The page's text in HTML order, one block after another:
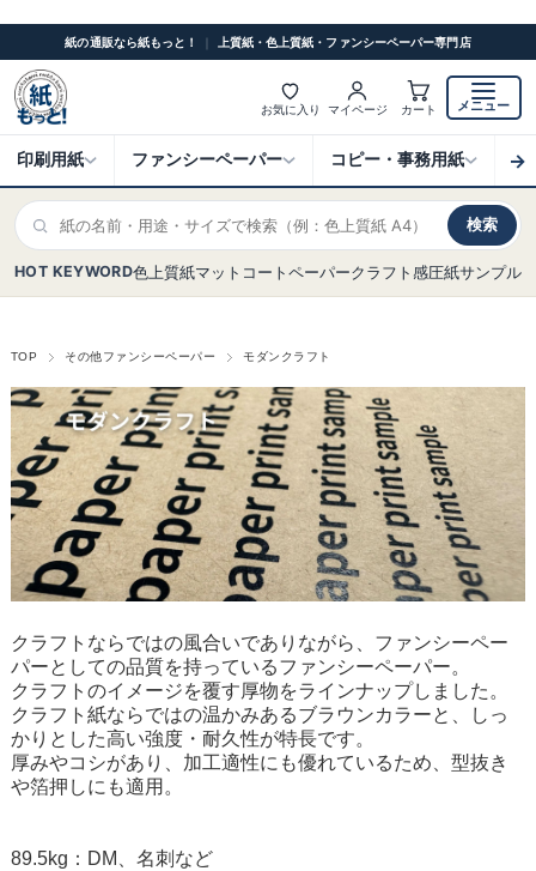
紙の通販なら紙もっと！ ｜ 上質紙・色上質紙・ファンシーペーパー専門店
お気に入り マイページ カート メニュー
印刷用紙 ファンシーペーパー コピー・事務用紙 ク
→
検索
HOT KEYWORD色上質紙マットコートペーパークラフト感圧紙サンプル
TOP その他ファンシーペーパー モダンクラフト
クラフトならではの風合いでありながら、ファンシーペー
パーとしての品質を持っているファンシーペーパー。
クラフトのイメージを覆す厚物をラインナップしました。
クラフト紙ならではの温かみあるブラウンカラーと、しっ
かりとした高い強度・耐久性が特長です。
厚みやコシがあり、加工適性にも優れているため、型抜き
や箔押しにも適用。
89.5kg：DM、名刺など